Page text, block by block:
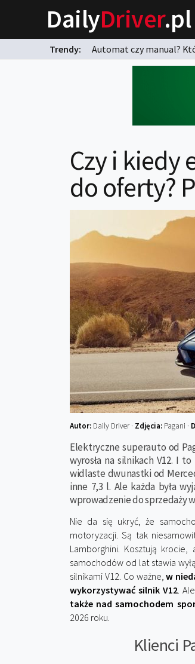
DailyDriver.pl
Trendy: Automat czy manual?
Czy i kiedy
do oferty?
Autor: Daily Driver · Zdjęcia: Pagani ·
Elektryczne superauto od
wyrosła na silnikach V12. I
widlaste dwunastki od
inne 7,3 l. Ale każda była
wprowadzenie do sprzedaży
Nie da się ukryć, że
motoryzacji. Są tak
Lamborghini. Kosztują
samochodów od lat stawia
silnikami V12. Co ważne,w
wykorzystywać silnik V12.
także nad samochodem
2026 roku.
Klienci